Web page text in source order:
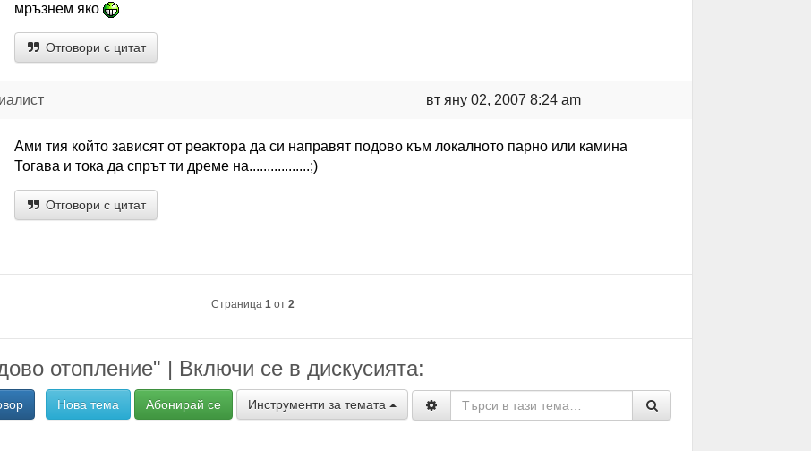
мръзнем яко
Отговори с цитат
вт яну 02, 2007 8:24 am
Ами тия който зависят от реактора да си направят подово към локалното парно или камина
Тогава и тока да спрът ти дреме на.................;)
Отговори с цитат
Страница 1от 2
отопление" | Включи се в дискусията:
Нова тема Абонирай се Инструменти за темата